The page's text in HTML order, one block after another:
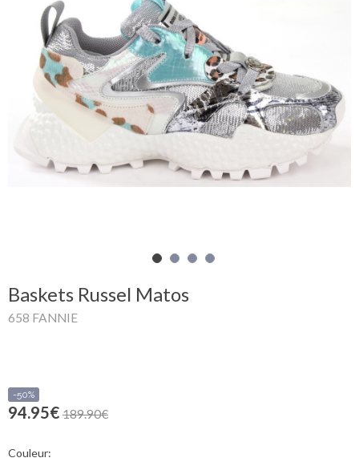
Enregistrer
Mon
panier
Femme
Baskets Russel Matos
658 FANNIE
-50%
94.95€ 189.90€
Couleur: